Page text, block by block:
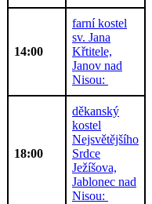
14:00
farní kostel
sv. Jana
Křtitele,
Janov nad
Nisou:
18:00
děkanský
kostel
Nejsvětějšího
Srdce
Ježíšova,
Jablonec nad
Nisou: